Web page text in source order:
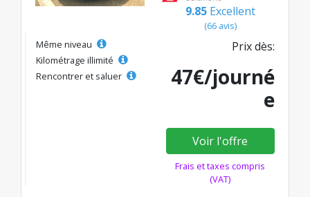
9.85 Excellent
(66 avis)
Même niveau
Kilométrage illimité
Rencontrer et saluer
Prix dès:
47€/journé
e
Voir l'offre
Frais et taxes compris
(VAT)